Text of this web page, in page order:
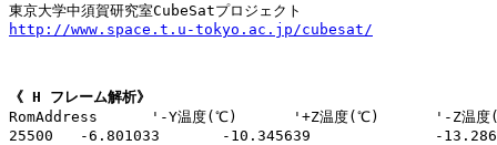
http://www.space.t.u-tokyo.ac.jp/cubesat/
《 H フレーム解析》